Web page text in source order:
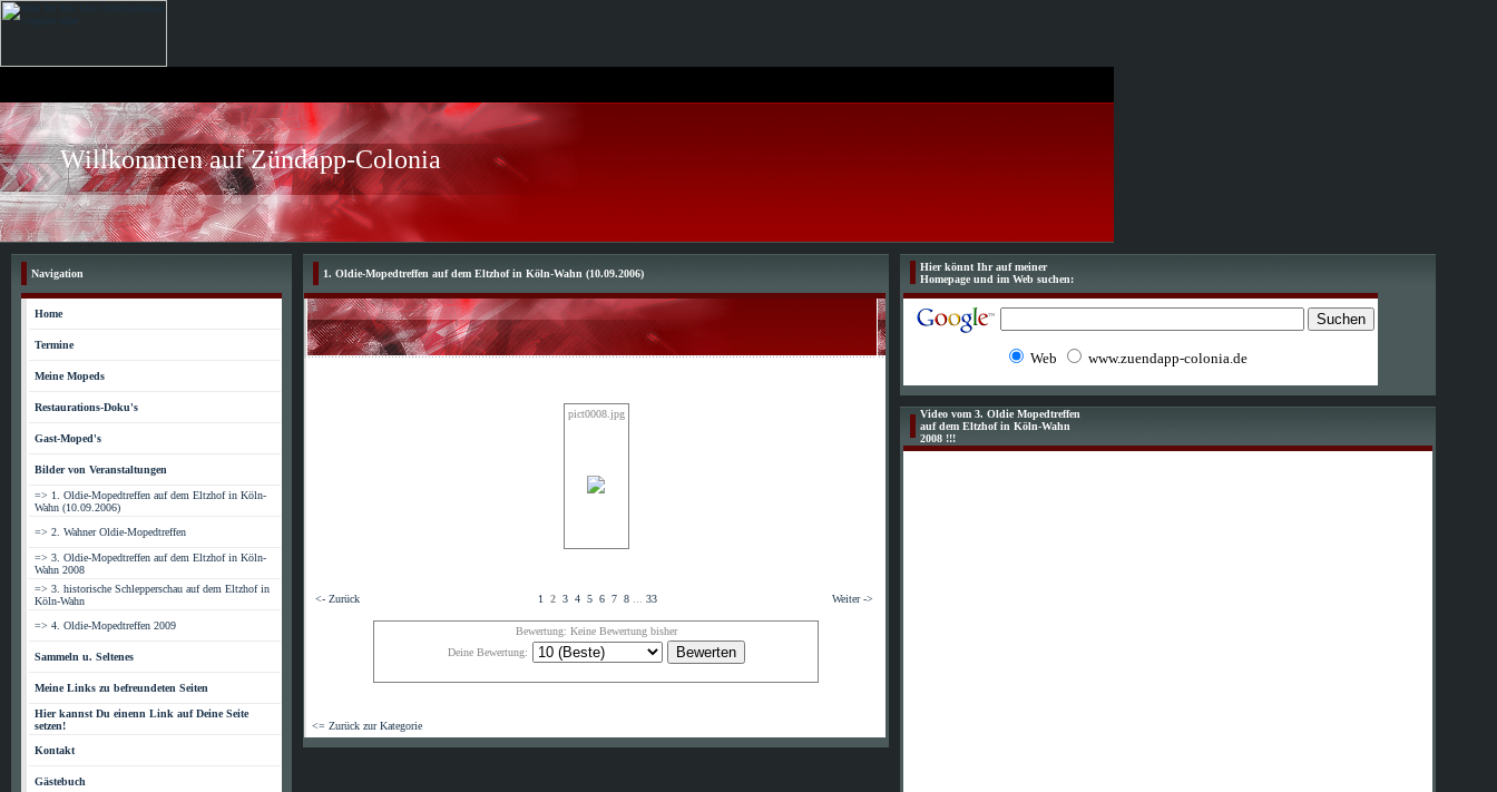
Willkommen auf Zündapp-Colonia
Navigation
Home
Termine
Meine Mopeds
Restaurations-Doku's
Gast-Moped's
Bilder von Veranstaltungen
=> 1. Oldie-Mopedtreffen auf dem Eltzhof in Köln-
Wahn (10.09.2006)
=> 2. Wahner Oldie-Mopedtreffen
=> 3. Oldie-Mopedtreffen auf dem Eltzhof in Köln-
Wahn 2008
=> 3. historische Schlepperschau auf dem Eltzhof in
Köln-Wahn
=> 4. Oldie-Mopedtreffen 2009
Sammeln u. Seltenes
Meine Links zu befreundeten Seiten
Hier kannst Du einenn Link auf Deine Seite
setzen!
Kontakt
Gästebuch
1. Oldie-Mopedtreffen auf dem Eltzhof in Köln-Wahn (10.09.2006)
pict0008.jpg
<- Zurück 1 2 3 4 5 6 7 8... 33 Weiter ->
Bewertung: Keine Bewertung bisher
Deine Bewertung:
<= Zurück zur Kategorie
Hier könnt Ihr auf meiner
Homepage und im Web suchen:
Web www.zuendapp-colonia.de
Video vom 3. Oldie Mopedtreffen
auf dem Eltzhof in Köln-Wahn
2008 !!!